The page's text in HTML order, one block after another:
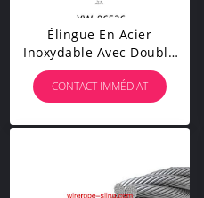
Élingue En Acier
Inoxydable Avec Double
Crochet
CONTACT IMMÉDIAT